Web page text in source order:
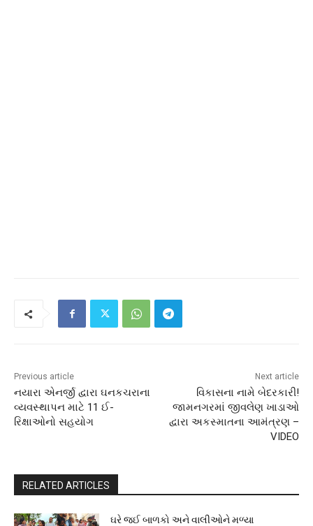
Previous article
નયારા એનર્જી દ્વારા ઘનકચરાના
વ્યવસ્થાપન માટે 11 ઈ-
રિક્ષાઓનો સહયોગ
Next article
વિકાસના નામે બેદરકારી!
જામનગરમાં જીવલેણ ખાડાઓ
દ્વારા અકસ્માતના આમંત્રણ –
VIDEO
RELATED ARTICLES
ઘરે જઈ બાળકો અને વાલીઓને મળ્યા